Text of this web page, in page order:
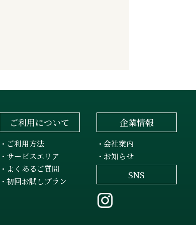
ご利用について
・ ご利用方法
・ サービスエリア
・ よくあるご質問
・ 初回お試しプラン
企業情報
・ 会社案内
・ お知らせ
SNS